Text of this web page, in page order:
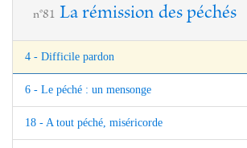
n°81 La rémission des péchés
4 - Difficile pardon
6 - Le péché : un mensonge
18 - A tout péché, miséricorde